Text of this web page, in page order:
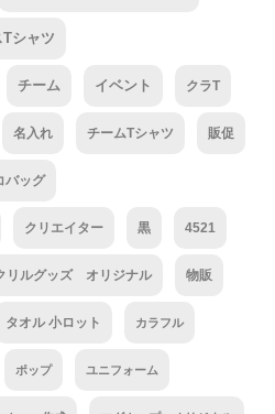
Tシャツ
チーム イベント クラT
名入れ チームTシャツ 販促
バッグ
クリエイター 黒 4521
リルグッズ オリジナル 物販
タオル 小ロット カラフル
ポップ ユニフォーム